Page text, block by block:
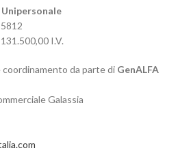
131.500,00 I.V.
da parte di GenALFA
Galassia